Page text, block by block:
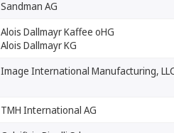
Sandman AG
Alois Dallmayr Kaffee oHG
Alois Dallmayr KG
Image International Manufacturing,
TMH International AG